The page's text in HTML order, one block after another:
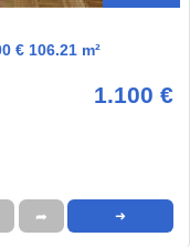
€ 106.21 m²
1.100 €
➦ ➜